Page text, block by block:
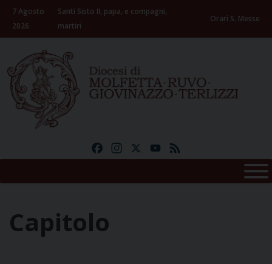
Skip
content
7 Agosto
2026
Santi Sisto II, papa, e compagni,
martiri
Orari S. Messe
FacebookInstagramYouTube
Capitolo